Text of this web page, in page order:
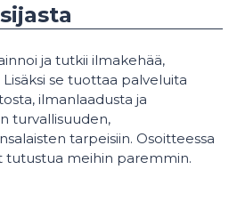
ja tutkii ilmakehää,
se tuottaa palveluita
ilmanlaadusta ja
turvallisuuden,
tarpeisiin. Osoitteessa
tutustua meihin paremmin.